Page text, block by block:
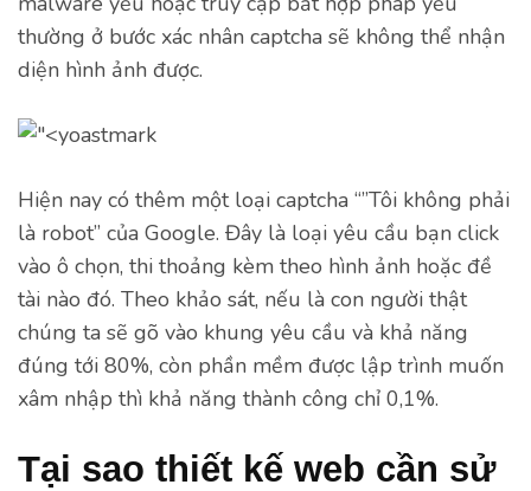
thường ở bước xác nhân captcha sẽ không thể nhận
diện hình ảnh được.
Hiện nay có thêm một loại captcha “”Tôi không phải
là robot” của Google. Đây là loại yêu cầu bạn click
vào ô chọn, thi thoảng kèm theo hình ảnh hoặc đề
tài nào đó. Theo khảo sát, nếu là con người thật
chúng ta sẽ gõ vào khung yêu cầu và khả năng
đúng tới 80%, còn phần mềm được lập trình muốn
xâm nhập thì khả năng thành công chỉ 0,1%.
Tại sao thiết kế web cần sử